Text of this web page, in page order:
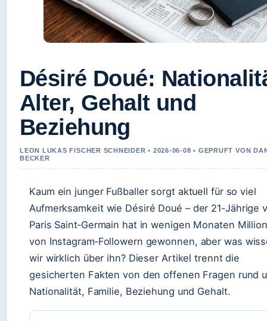
Désiré Doué:
Alter, Gehalt und
Beziehung
LEON LUKAS FISCHER SCHNEIDER • 2026-06-08 • GEPRUFT VON
BECKER
Kaum ein junger Fußballer sorgt aktuell für so viel
Aufmerksamkeit wie Désiré Doué – der 21‑Jährige
Paris Saint‑Germain hat in wenigen Monaten
von Instagram‑Followern gewonnen, aber was
wir wirklich über ihn? Dieser Artikel trennt die
gesicherten Fakten von den offenen Fragen rund
Nationalität, Familie, Beziehung und Gehalt.